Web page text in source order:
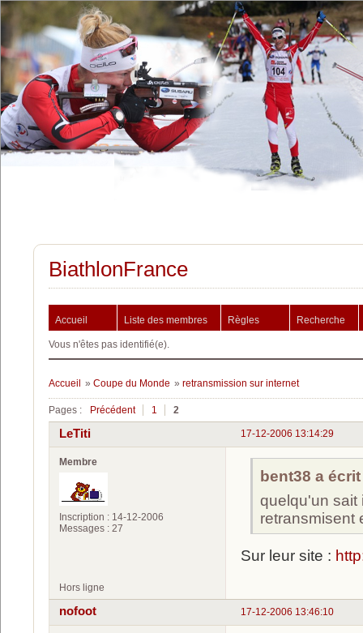
BiathlonFrance
Accueil Liste des membres Règles Recherche
Vous n'êtes pas identifié(e).
Accueil » Coupe du Monde » retransmission sur internet
Pages : Précédent 1 2
17-12-2006 13:14:29
LeTiti
Membre
Inscription : 14-12-2006
Messages : 27
bent38 a
quelqu'un sait
retransmisent
Sur leur site :
Hors ligne
17-12-2006 13:46:10
nofoot